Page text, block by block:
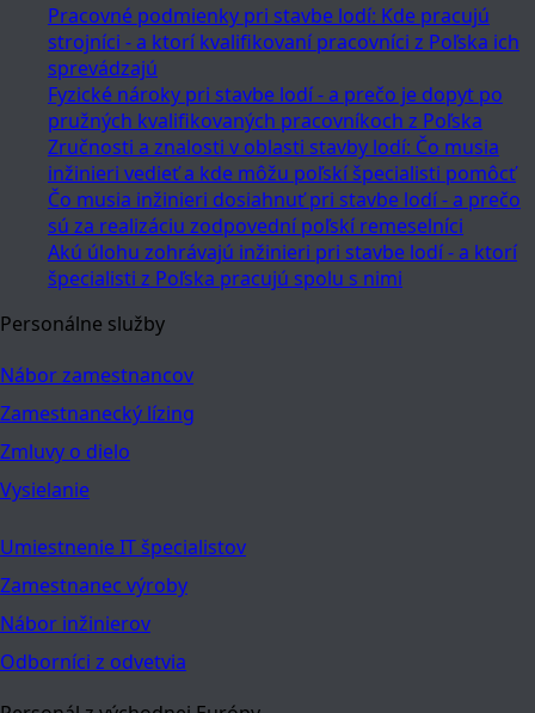
Pracovné podmienky pri stavbe lodí: Kde pracujú
strojníci - a ktorí kvalifikovaní pracovníci z Poľska ich
sprevádzajú
Fyzické nároky pri stavbe lodí - a prečo je dopyt po
pružných kvalifikovaných pracovníkoch z Poľska
Zručnosti a znalosti v oblasti stavby lodí: Čo musia
inžinieri vedieť a kde môžu poľskí špecialisti pomôcť
Čo musia inžinieri dosiahnuť pri stavbe lodí - a prečo
sú za realizáciu zodpovední poľskí remeselníci
Akú úlohu zohrávajú inžinieri pri stavbe lodí - a ktorí
špecialisti z Poľska pracujú spolu s nimi
Personálne služby
Nábor zamestnancov
Zamestnanecký lízing
Zmluvy o dielo
Vysielanie
Umiestnenie IT špecialistov
Zamestnanec výroby
Nábor inžinierov
Odborníci z odvetvia